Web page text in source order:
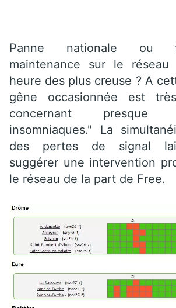
Panne nationale ou
maintenance sur le réseau
heure des plus creuse ? A
gêne occasionnée est
concernant
insomniaques." La
des pertes de signal
suggérer une intervention
le réseau de la part de Free.